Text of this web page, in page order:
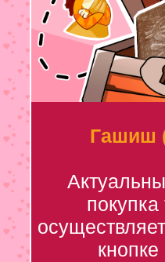
Гашиш
покупка